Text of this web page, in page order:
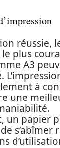
réussie,
plus
A3
à
une
un papier
s’abîmer